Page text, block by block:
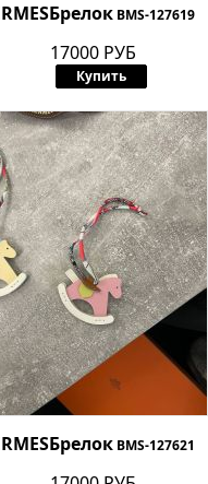
Брелок BMS-127619
17000 РУБ
Купить
Брелок BMS-127621